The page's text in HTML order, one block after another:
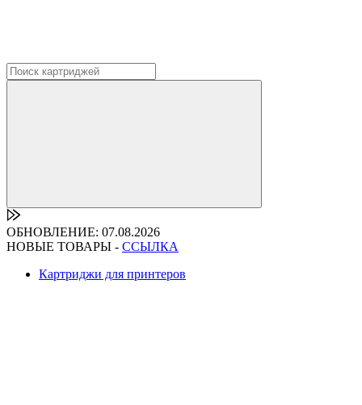
ОБНОВЛЕНИЕ: 07.08.2026
НОВЫЕ ТОВАРЫ - ССЫЛКА
Картриджи для принтеров